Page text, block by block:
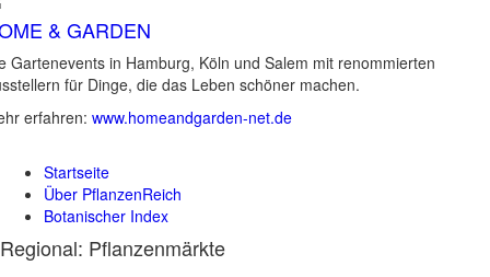
& GARDEN
Gartenevents in Hamburg, Köln und Salem mit renommierten
für Dinge, die das Leben schöner machen.
erfahren: www.homeandgarden-net.de
Startseite
Über PflanzenReich
Botanischer Index
Regional: Pflanzenmärkte